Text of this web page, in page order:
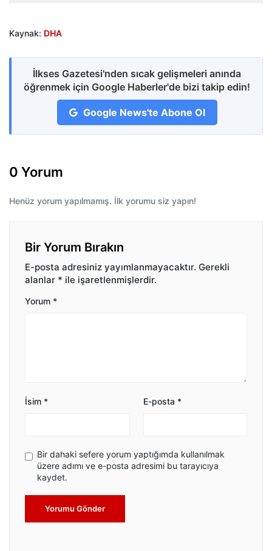
Kaynak: DHA
İlkses Gazetesi'nden sıcak gelişmeleri anında
öğrenmek için Google Haberler'de bizi takip edin!
Google News'te Abone Ol
0 Yorum
Henüz yorum yapılmamış. İlk yorumu siz yapın!
Bir Yorum Bırakın
E-posta adresiniz yayımlanmayacaktır. Gerekli
alanlar * ile işaretlenmişlerdir.
Yorum *
İsim * E-posta *
Bir dahaki sefere yorum yaptığımda kullanılmak
üzere adımı ve e-posta adresimi bu tarayıcıya
kaydet.
Yorumu Gönder